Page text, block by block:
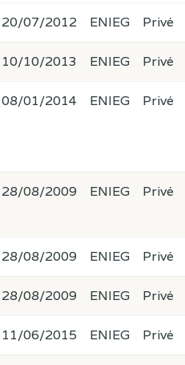
20/07/2012 ENIEG Privé
10/10/2013 ENIEG Privé
08/01/2014 ENIEG Privé
28/08/2009 ENIEG Privé
28/08/2009 ENIEG Privé
28/08/2009 ENIEG Privé
11/06/2015 ENIEG Privé